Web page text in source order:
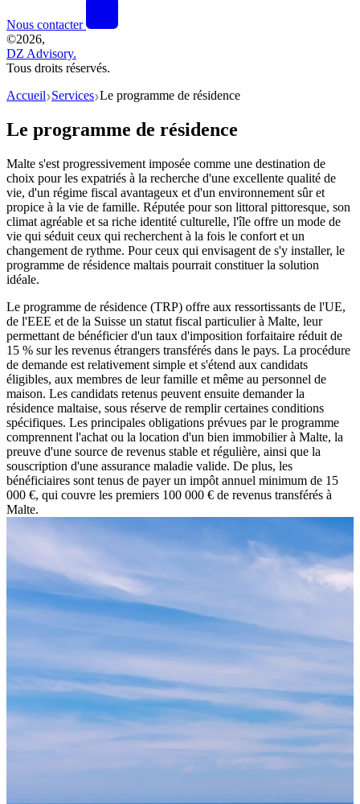
Nous contacter
©2026,
DZ Advisory.
Tous droits réservés.
Accueil ❯ Services❯Le programme de résidence
Le programme de résidence
Malte s'est progressivement imposée comme une destination de
choix pour les expatriés à la recherche d'une excellente qualité de
vie, d'un régime fiscal avantageux et d'un environnement sûr et
propice à la vie de famille. Réputée pour son littoral pittoresque, son
climat agréable et sa riche identité culturelle, l'île offre un mode de
vie qui séduit ceux qui recherchent à la fois le confort et un
changement de rythme. Pour ceux qui envisagent de s'y installer, le
programme de résidence maltais pourrait constituer la solution
idéale.
Le programme de résidence (TRP) offre aux ressortissants de l'UE,
de l'EEE et de la Suisse un statut fiscal particulier à Malte, leur
permettant de bénéficier d'un taux d'imposition forfaitaire réduit de
15 % sur les revenus étrangers transférés dans le pays. La procédure
de demande est relativement simple et s'étend aux candidats
éligibles, aux membres de leur famille et même au personnel de
maison. Les candidats retenus peuvent ensuite demander la
résidence maltaise, sous réserve de remplir certaines conditions
spécifiques. Les principales obligations prévues par le programme
comprennent l'achat ou la location d'un bien immobilier à Malte, la
preuve d'une source de revenus stable et régulière, ainsi que la
souscription d'une assurance maladie valide. De plus, les
bénéficiaires sont tenus de payer un impôt annuel minimum de 15
000 €, qui couvre les premiers 100 000 € de revenus transférés à
Malte.